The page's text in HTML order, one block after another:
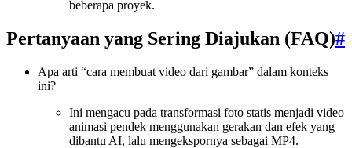
beberapa proyek.
Pertanyaan yang Sering Diajukan (FAQ)#
Apa arti “cara membuat video dari gambar” dalam konteks
ini?
Ini mengacu pada transformasi foto statis menjadi video
animasi pendek menggunakan gerakan dan efek yang
dibantu AI, lalu mengekspornya sebagai MP4.